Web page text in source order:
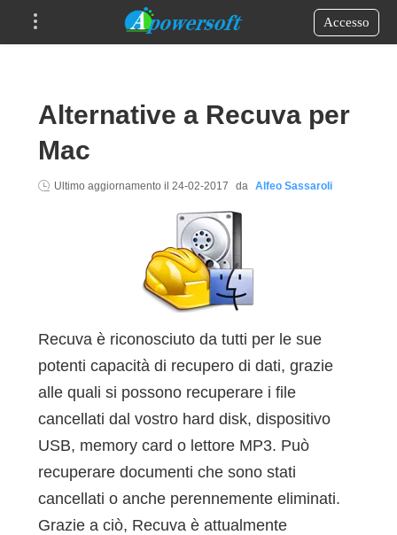
Accesso
Alternative a Recuva per
Mac
Ultimo aggiornamento il 24-02-2017 da Alfeo Sassaroli
Recuva è riconosciuto da tutti per le sue
potenti capacità di recupero di dati, grazie
alle quali si possono recuperare i file
cancellati dal vostro hard disk, dispositivo
USB, memory card o lettore MP3. Può
recuperare documenti che sono stati
cancellati o anche perennemente eliminati.
Grazie a ciò, Recuva è attualmente